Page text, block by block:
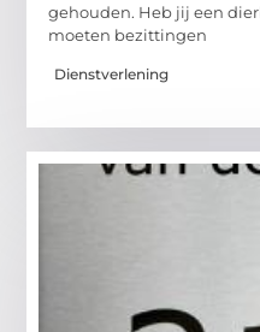
gehouden. Heb jij een
moeten bezittingen
Dienstverlening